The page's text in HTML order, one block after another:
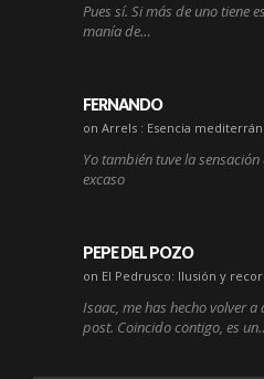
Pues sí. Si más de uno tiene
manía de…
FERNANDO
on Arrels : Esencia
Yo también tuve la
excaso
PEPE DEL POZO
on El Pedrusco: Ilusión y
Isaac, me has hecho volver
post. Coincido contigo, es